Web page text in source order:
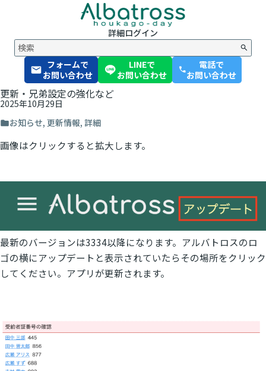
詳細ログイン
フォームで
お問い合わせ
LINEで
お問い合わせ
phone
電話で
お問い合わせ
更新・兄弟設定の強化など
2025年10月29日
お知らせ, 更新情報, 詳細
画像はクリックすると拡大します。
最新のバージョンは3334以降になります。アルバトロスのロ
ゴの横にアップデートと表示されていたらその場所をクリック
してください。アプリが更新されます。